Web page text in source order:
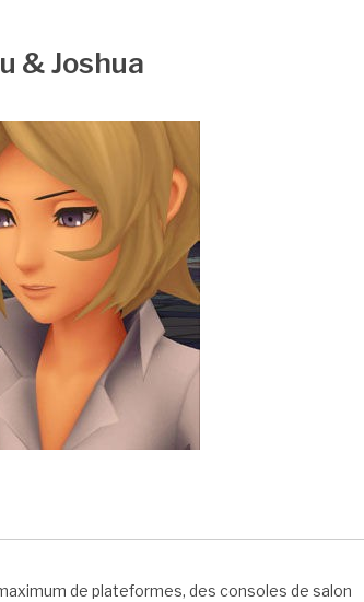
& Joshua
de plateformes, des consoles de salon